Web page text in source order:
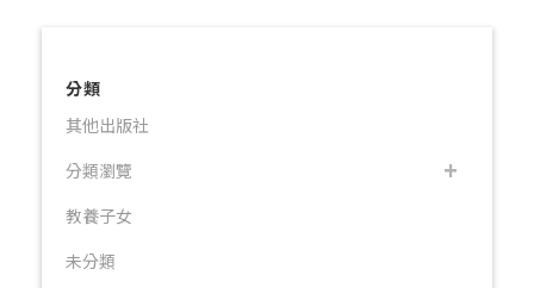
分類
其他出版社
分類瀏覽
教養子女
未分類